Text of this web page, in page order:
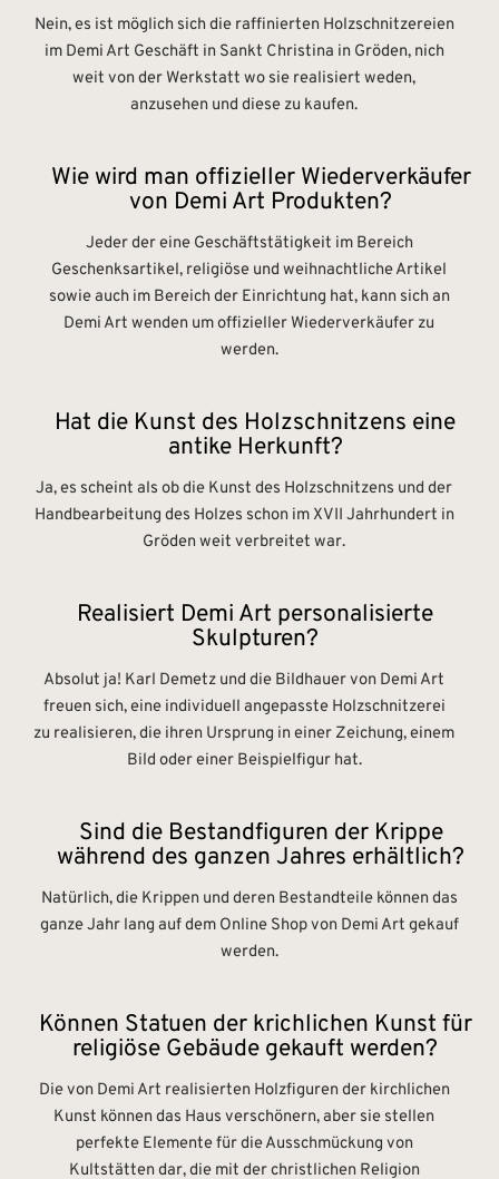
Nein, es ist möglich sich die raffinierten Holzschnitzereien
im Demi Art Geschäft in Sankt Christina in Gröden, nich
weit von der Werkstatt wo sie realisiert weden,
anzusehen und diese zu kaufen.
Wie wird man offizieller Wiederverkäufer
von Demi Art Produkten?
Jeder der eine Geschäftstätigkeit im Bereich
Geschenksartikel, religiöse und weihnachtliche Artikel
sowie auch im Bereich der Einrichtung hat, kann sich an
Demi Art wenden um offizieller Wiederverkäufer zu
werden.
Hat die Kunst des Holzschnitzens eine
antike Herkunft?
Ja, es scheint als ob die Kunst des Holzschnitzens und der
Handbearbeitung des Holzes schon im XVII Jahrhundert in
Gröden weit verbreitet war.
Realisiert Demi Art personalisierte
Skulpturen?
Absolut ja! Karl Demetz und die Bildhauer von Demi Art
freuen sich, eine individuell angepasste Holzschnitzerei
zu realisieren, die ihren Ursprung in einer Zeichung, einem
Bild oder einer Beispielfigur hat.
Sind die Bestandfiguren der Krippe
während des ganzen Jahres erhältlich?
Natürlich, die Krippen und deren Bestandteile können das
ganze Jahr lang auf dem Online Shop von Demi Art gekauf
werden.
Können Statuen der krichlichen Kunst für
religiöse Gebäude gekauft werden?
Die von Demi Art realisierten Holzfiguren der kirchlichen
Kunst können das Haus verschönern, aber sie stellen
perfekte Elemente für die Ausschmückung von
Kultstätten dar, die mit der christlichen Religion